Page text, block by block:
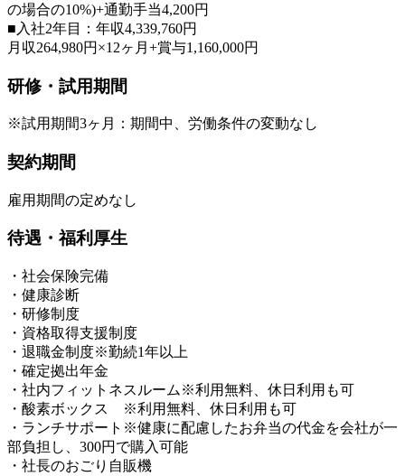
の場合の10%)+通勤手当4,200円
■入社2年目：年収4,339,760円
月収264,980円×12ヶ月+賞与1,160,000円
研修・試用期間
※試用期間3ヶ月：期間中、労働条件の変動なし
契約期間
雇用期間の定めなし
待遇・福利厚生
・社会保険完備
・健康診断
・研修制度
・資格取得支援制度
・退職金制度※勤続1年以上
・確定拠出年金
・社内フィットネスルーム※利用無料、休日利用も可
・酸素ボックス ※利用無料、休日利用も可
・ランチサポート※健康に配慮したお弁当の代金を会社が一
部負担し、300円で購入可能
・社長のおごり自販機